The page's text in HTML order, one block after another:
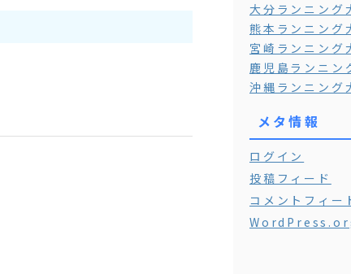
大分ランニング
熊本ランニング
宮崎ランニング
鹿児島ランニン
沖縄ランニング
メタ情報
ログイン
投稿フィード
コメントフィー